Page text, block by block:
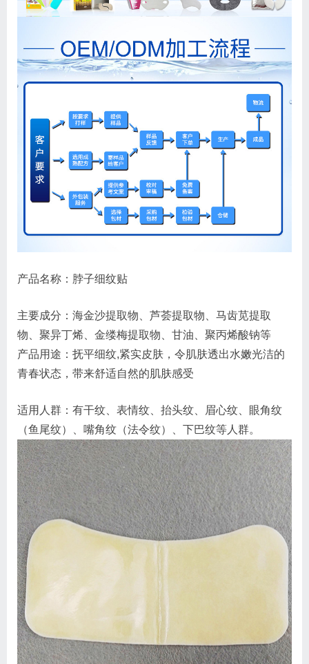
产品名称：脖子细纹贴
主要成分：海金沙提取物、芦荟提取物、马齿苋提取
物、聚异丁烯、金缕梅提取物、甘油、聚丙烯酸钠等
产品用途：抚平细纹,紧实皮肤，令肌肤透出水嫩光洁的
青春状态，带来舒适自然的肌肤感受
适用人群：有干纹、表情纹、抬头纹、眉心纹、眼角纹
（鱼尾纹）、嘴角纹（法令纹）、下巴纹等人群。